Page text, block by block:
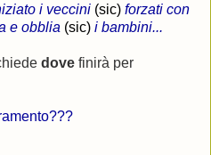
i veccini (sic) forzati con
e obblia (sic) i bambini...
dove finirà per